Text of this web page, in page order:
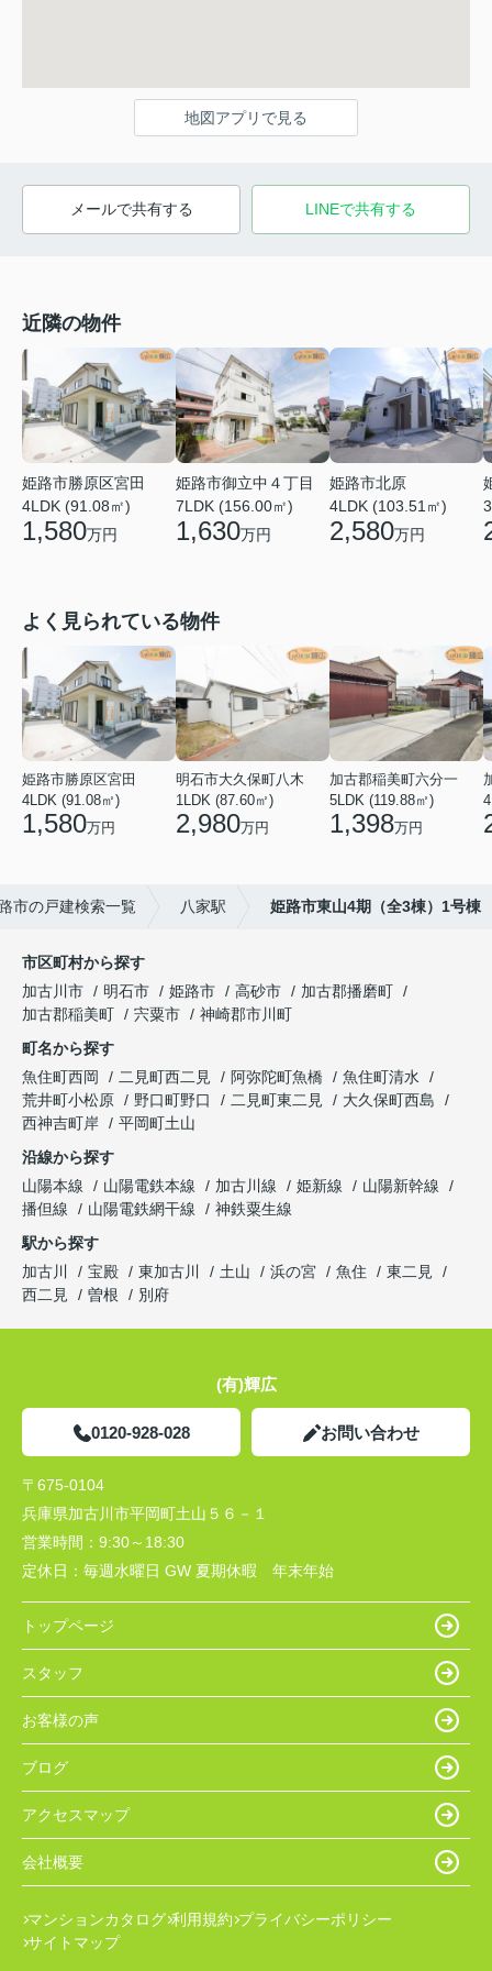
地図アプリで見る
メールで共有する LINEで共有する
近隣の物件
姫路市勝原区宮田
4LDK (91.08㎡)
1,580万円
姫路市御立中４丁目
7LDK (156.00㎡)
1,630万円
姫路市北原
4LDK (103.51㎡)
2,580万円
よく見られている物件
姫路市勝原区宮田
4LDK (91.08㎡)
1,580万円
明石市大久保町八木
1LDK (87.60㎡)
2,980万円
加古郡稲美町六分一
5LDK (119.88㎡)
1,398万円
市の戸建検索一覧 八家駅 姫路市東山4期（全3棟）1号棟
市区町村から探す
加古川市
明石市 姫路市 高砂市
加古郡播磨町
加古郡稲美町
宍粟市
神崎郡市川町
町名から探す
魚住町西岡
二見町西二見 阿弥陀町魚橋
魚住町清水
荒井町小松原
野口町野口 二見町東二見
大久保町西島
西神吉町岸
平岡町土山
沿線から探す
山陽本線
山陽電鉄本線 加古川線 姫新線
山陽新幹線
播但線
山陽電鉄網干線
神鉄粟生線
駅から探す
加古川
宝殿 東加古川 土山 浜の宮 魚住
東二見
西二見
曽根 別府
(有)輝広
0120-928-028 お問い合わせ
〒675-0104
兵庫県加古川市平岡町土山５６－１
営業時間： 9:30～18:30
定休日： 毎週水曜日 GW 夏期休暇 年末年始
トップページ
スタッフ
お客様の声
ブログ
アクセスマップ
会社概要
マンションカタログ 利用規約 プライバシーポリシー
サイトマップ